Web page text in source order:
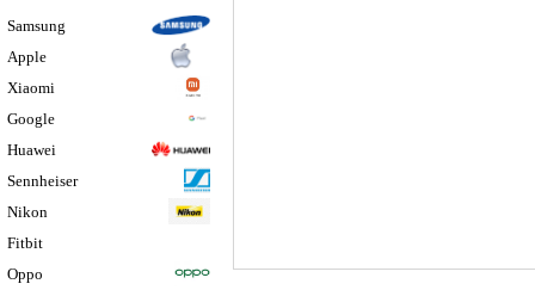
Samsung
Apple
Xiaomi
Google
Huawei
Sennheiser
Nikon
Fitbit
Oppo